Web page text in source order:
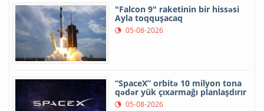
"Falcon 9" raketinin bir hissəsi
Ayla toqquşacaq
05-08-2026
“SpaceX” orbitə 10 milyon tona
qədər yük çıxarmağı planlaşdırır
05-08-2026